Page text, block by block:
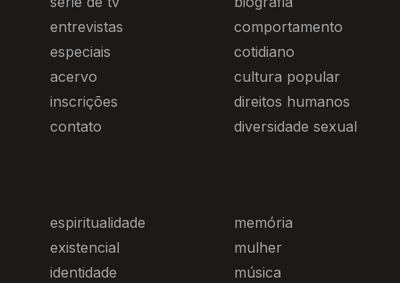
entrevistas
especiais
acervo
inscrições
contato
comportamento
cotidiano
cultura popular
direitos humanos
diversidade sexual
espiritualidade
existencial
identidade
memória
mulher
música